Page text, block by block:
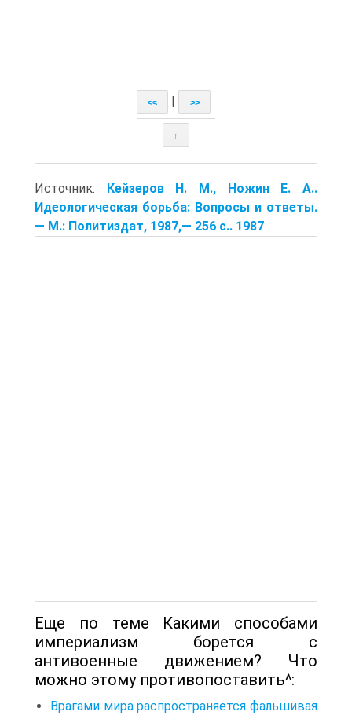
<< >>
↑
Источник: Кейзеров Н. М., Ножин Е. А..
Идеологическая борьба: Вопросы и ответы.
— М.: Политиздат, 1987,— 256 с.. 1987
Еще по теме Какими способами
империализм борется с
антивоенные движением? Что
можно этому противопоставить^:
Врагами мира распространяется фальшивая